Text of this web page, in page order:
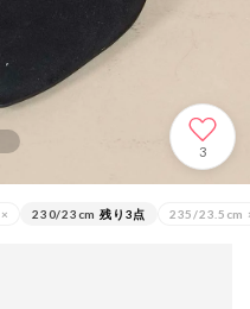
3
× 230/23cm 残り3点 235/23.5cm